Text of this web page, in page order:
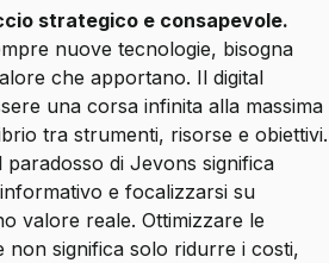
strategico e consapevole.
nuove tecnologie, bisogna
che apportano. Il digital
una corsa infinita alla massima
tra strumenti, risorse e obiettivi.
paradosso di Jevons significa
e focalizzarsi su
valore reale. Ottimizzare le
non significa solo ridurre i costi,